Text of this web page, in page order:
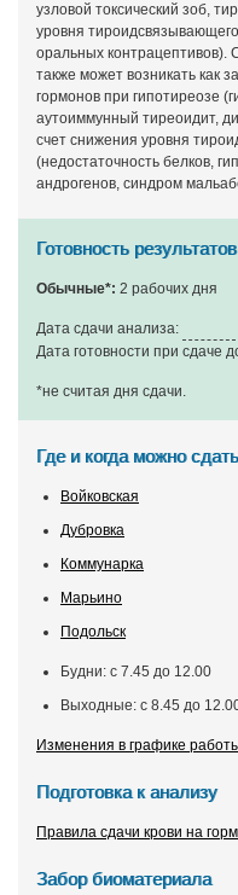
узловой токсический зоб,
уровня
оральных контрацептивов).
также может возникать как
гормонов при гипотиреозе
аутоиммунный тиреоидит,
счет снижения уровня
(недостаточность белков,
андрогенов, синдром
Готовность
Обычные*: 2 рабочих дня
Дата сдачи анализа:
Дата готовности при сдаче
*не считая дня сдачи.
Где и когда можно сдать
Войковская
Дубровка
Коммунарка
Марьино
Подольск
Будни: с 7.45 до 12.00
Выходные: с 8.45 до
Изменения в графике
Подготовка к анализу
Правила сдачи крови на
Забор биоматериала